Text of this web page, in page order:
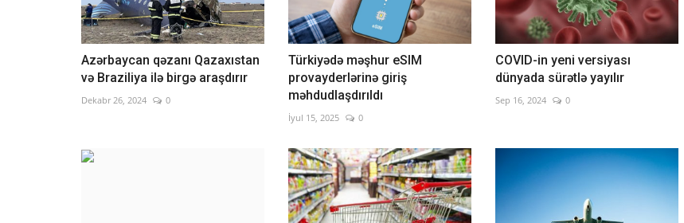
Azərbaycan qəzanı Qazaxıstan
və Braziliya ilə birgə araşdırır
Dekabr 26, 2024 0
Türkiyədə məşhur eSIM
provayderlərinə giriş
məhdudlaşdırıldı
İyul 15, 2025 0
COVID-in yeni versiyası
dünyada sürətlə yayılır
Sep 16, 2024 0